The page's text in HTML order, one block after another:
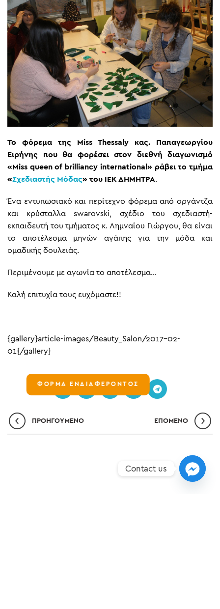
ΦΟΡΜΑ ΕΝΔΙΑΦΕΡΟΝΤΟΣ
Το φόρεμα της Miss Thessaly κας. Παπαγεωργίου
Ειρήνης που θα φορέσει στον διεθνή διαγωνισμό
«Miss queen of brilliancy international» ράβει το τμήμα
«Σχεδιαστής Μόδας» του ΙΕΚ ΔΗΜΗΤΡΑ.
Ένα εντυπωσιακό και περίτεχνο φόρεμα από οργάντζα
και κρύσταλλα swarovski, σχέδιο του σχεδιαστή-
εκπαιδευτή του τμήματος κ. Λημναίου Γιώργου, θα είναι
το αποτέλεσμα μηνών αγάπης για την μόδα και
ομαδικής δουλειάς.
Περιμένουμε με αγωνία το αποτέλεσμα…
Καλή επιτυχία τους ευχόμαστε!!
{gallery}article-images/Beauty_Salon/2017-02-
01{/gallery}
ΠΡΟΗΓΟΎΜΕΝΟ ΕΠΌΜΕΝO
Contact us